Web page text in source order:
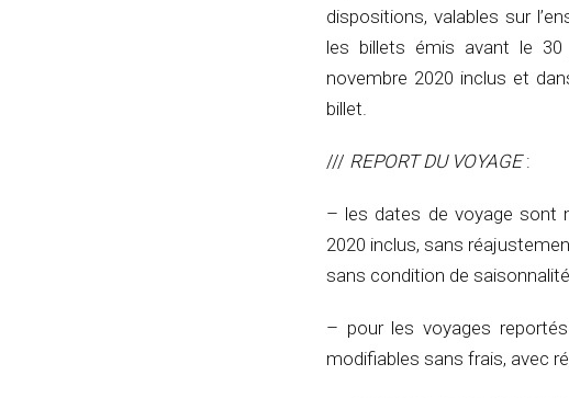
dispositions, valables sur
les billets émis avant le
novembre 2020 inclus et
billet.
/// REPORT DU VOYAGE:
– les dates de voyage sont
2020 inclus, sans
sans condition de saisonnalité.
– pour les voyages
modifiables sans frais, avec